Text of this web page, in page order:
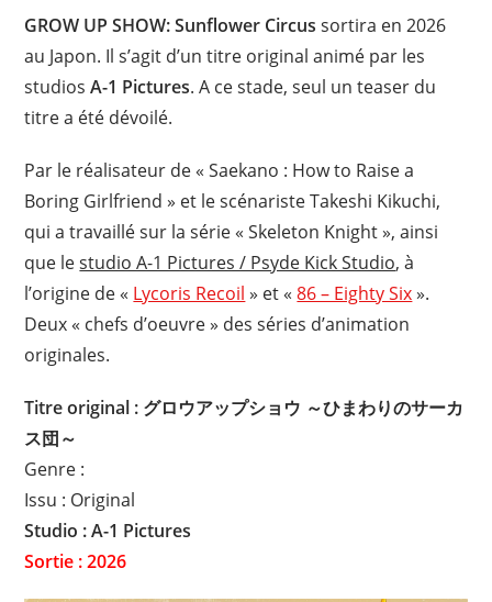
GROW UP SHOW: Sunflower Circus sortira en 2026
au Japon. Il s’agit d’un titre original animé par les
studiosA-1 Pictures. A ce stade, seul un teaser du
titre a été dévoilé.
Par le réalisateur de « Saekano : How to Raise a
Boring Girlfriend » et le scénariste Takeshi Kikuchi,
qui a travaillé sur la série « Skeleton Knight », ainsi
que lestudio A-1 Pictures / Psyde Kick Studio, à
l’origine de « Lycoris Recoil » et «86 – Eighty Six».
Deux « chefs d’oeuvre » des séries d’animation
originales.
Titre original : グロウアップショウ ～ひまわりのサーカ
ス団～
Genre :
Issu : Original
Studio : A-1 Pictures
Sortie : 2026